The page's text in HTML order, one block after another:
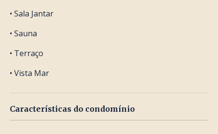
• Sala Jantar
• Sauna
• Terraço
• Vista Mar
Características do condomínio